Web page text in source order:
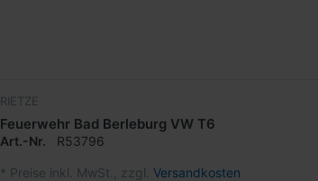
RIETZE
Feuerwehr Bad Berleburg VW T6
Art.-Nr. R53796
* Preise inkl. MwSt., zzgl. Versandkosten